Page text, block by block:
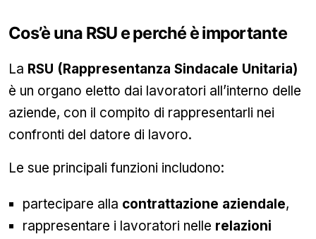
Cos’è una RSU e perché è importante
La RSU (Rappresentanza Sindacale Unitaria)
è un organo eletto dai lavoratori all’interno delle
aziende, con il compito di rappresentarli nei
confronti del datore di lavoro.
Le sue principali funzioni includono:
partecipare alla contrattazione aziendale,
rappresentare i lavoratori nelle relazioni